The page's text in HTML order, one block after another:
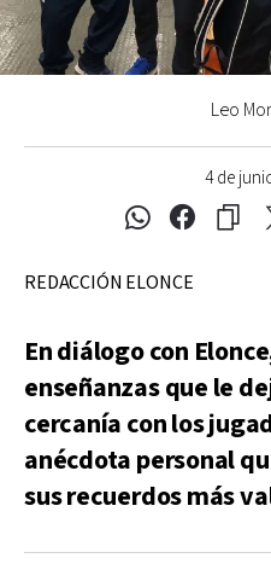
4 de
Leo
REDACCIÓN ELONCE
En diálogo con
enseñanzas que le
cercanía con los
anécdota personal
sus recuerdos más